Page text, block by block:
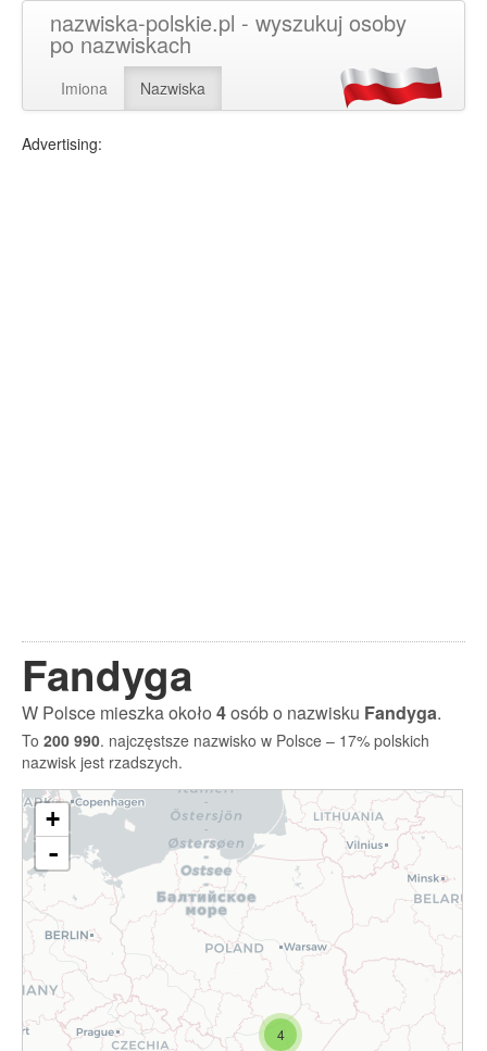
nazwiska-polskie.pl - wyszukuj osoby
po nazwiskach
Imiona Nazwiska
Advertising:
Fandyga
W Polsce mieszka około4osób o nazwisku Fandyga.
To 200 990. najczęstsze nazwisko w Polsce – 17% polskich
nazwisk jest rzadszych.
4
+
-